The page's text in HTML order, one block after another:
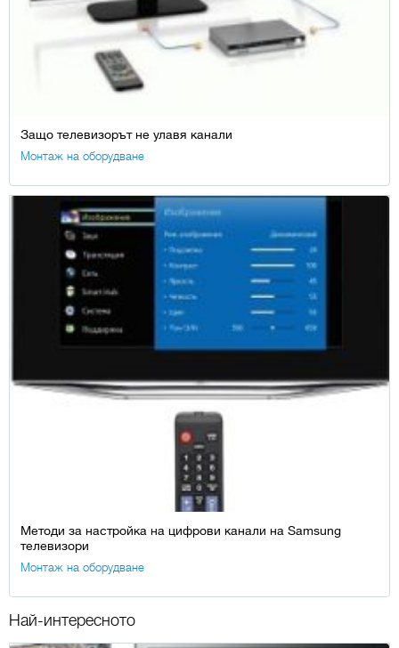
Защо телевизорът не улавя канали
Монтаж на оборудване
Методи за настройка на цифрови канали на Samsung
телевизори
Монтаж на оборудване
Най-интересното